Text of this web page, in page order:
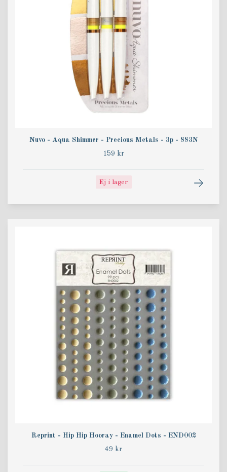
Nuvo - Aqua Shimmer - Precious Metals - 3p - 883N
159 kr
Ej i lager
Reprint - Hip Hip Hooray - Enamel Dots - END002
49 kr